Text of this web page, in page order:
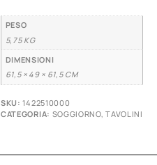
PESO
5,75 KG
DIMENSIONI
61,5 × 49 × 61,5 CM
SKU:1422510000
CATEGORIA: SOGGIORNO,TAVOLINI